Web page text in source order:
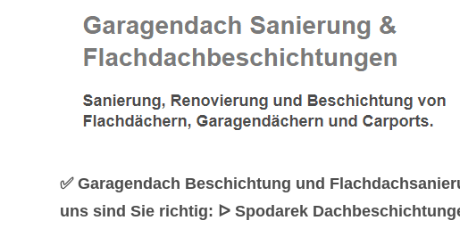
✅ Garagendach Beschichtung und
uns sind Sie richtig: ᐅ Spodarek